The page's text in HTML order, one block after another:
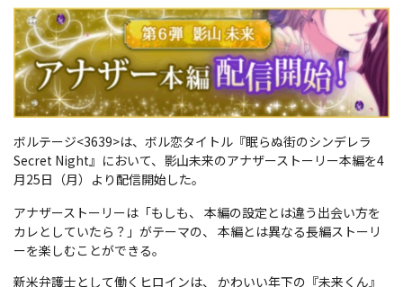
ボルテージ<3639>は、ボル恋タイトル『眠らぬ街のシンデレラ
Secret Night』において、影山未来のアナザーストーリー本編を4
月25日（月）より配信開始した。
アナザーストーリーは「もしも、 本編の設定とは違う出会い方を
カレとしていたら？」がテーマの、 本編とは異なる長編ストーリ
ーを楽しむことができる。
新米弁護士として働くヒロインは、 かわいい年下の『未来くん』